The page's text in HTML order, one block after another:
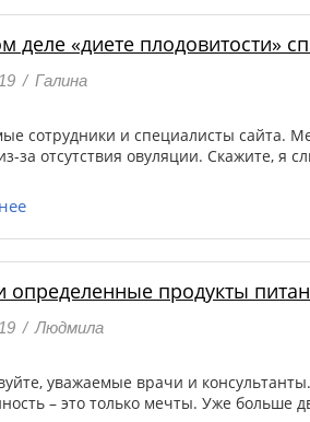
деле «диете плодовитости»
/ Галина
сотрудники и специалисты сайта.
за отсутствия овуляции. Скажите, я
определенные продукты
/ Людмила
уважаемые врачи и
– это только мечты. Уже больше